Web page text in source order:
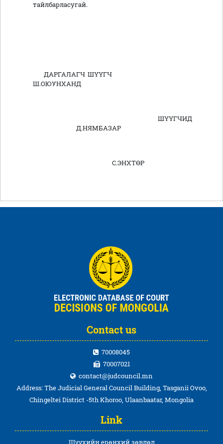
тайлбарласугай.
ДАРГАЛАГЧ ШҮҮГЧ
Ш.ОЮУНХАНД
ШҮҮГЧИД
Д.НЯМБАЗАР
С.ЭНХТӨР
Contact us
70008045
70007021
contact@judcouncil.mn
Address: The Judicial General Council Building, Tasganii Ovoo,
Chingeltei District -5th Khoroo, Ulaanbaatar, Mongolia
Link
Шүүхийн ерөнхий зөвлөл